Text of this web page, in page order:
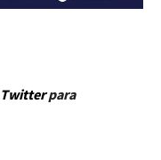
Twitterpara